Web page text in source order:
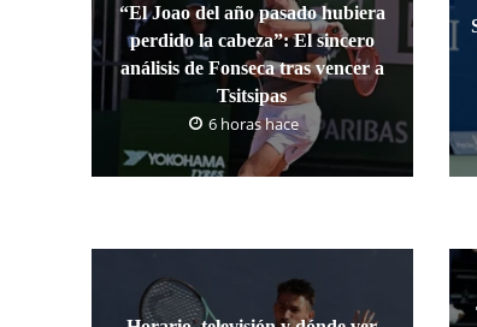
“El Joao del año pasado hubiera
perdido la cabeza”: El sincero
análisis de Fonseca tras vencer a
Tsitsipas
6 horas hace